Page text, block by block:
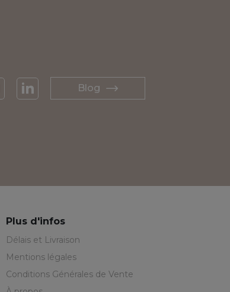
Blog
Plus d'infos
Délais et Livraison
Mentions légales
Conditions Générales de Vente